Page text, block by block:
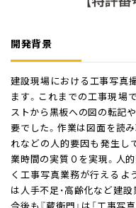
開発背景
建設現場における工事写真
ます。これまでの工事現場
ストから黒板への図の転記
要でした。作業は図面を読
れなどの人的要因も発生し
業時間の実質０を実現。人
く工事写真業務が行えるよ
は人手不足・高齢化など建